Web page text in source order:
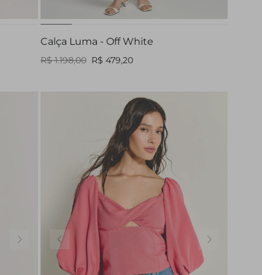
Calça Luma - Off White
R$ 1.198,00 R$ 479,20